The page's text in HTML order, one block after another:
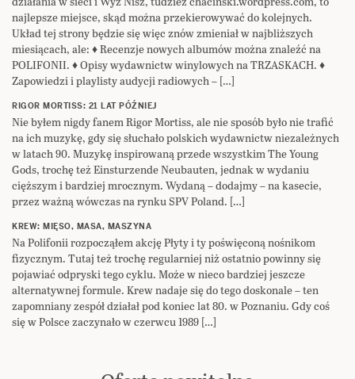
najlepsze miejsce, skąd można przekierowywać do kolejnych.
Układ tej strony będzie się więc znów zmieniał w najbliższych
miesiącach, ale: ♦ Recenzje nowych albumów można znaleźć na
POLIFONII. ♦ Opisy wydawnictw winylowych na TRZASKACH. ♦
Zapowiedzi i playlisty audycji radiowych – […]
RIGOR MORTISS: 21 LAT PÓŹNIEJ
Nie byłem nigdy fanem Rigor Mortiss, ale nie sposób było nie trafić
na ich muzykę, gdy się słuchało polskich wydawnictw niezależnych
w latach 90. Muzykę inspirowaną przede wszystkim The Young
Gods, trochę też Einsturzende Neubauten, jednak w wydaniu
cięższym i bardziej mrocznym. Wydaną – dodajmy – na kasecie,
przez ważną wówczas na rynku SPV Poland. […]
KREW: MIĘSO, MASA, MASZYNA
Na Polifonii rozpocząłem akcję Płyty i ty poświęconą nośnikom
fizycznym. Tutaj też trochę regularniej niż ostatnio powinny się
pojawiać odpryski tego cyklu. Może w nieco bardziej jeszcze
alternatywnej formule. Krew nadaje się do tego doskonale – ten
zapomniany zespół działał pod koniec lat 80. w Poznaniu. Gdy coś
się w Polsce zaczynało w czerwcu 1989 […]